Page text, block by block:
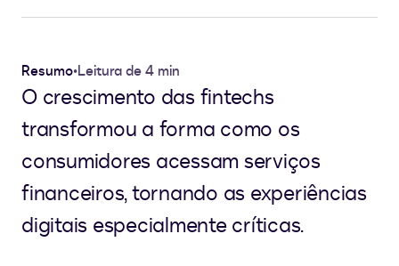
Resumo•Leitura de 4 min
O crescimento das fintechs
transformou a forma como os
consumidores acessam serviços
financeiros, tornando as experiências
digitais especialmente críticas.